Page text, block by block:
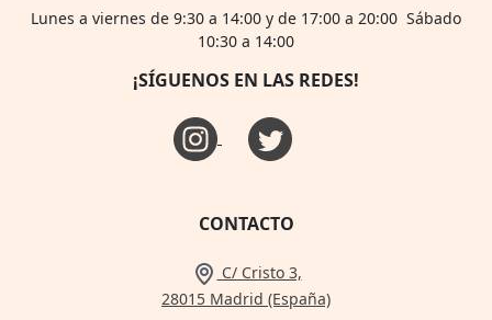
Lunes a viernes de 9:30 a 14:00 y de 17:00 a 20:00 Sábado
10:30 a 14:00
¡SÍGUENOS EN LAS REDES!
CONTACTO
C/ Cristo 3,
28015 Madrid (España)